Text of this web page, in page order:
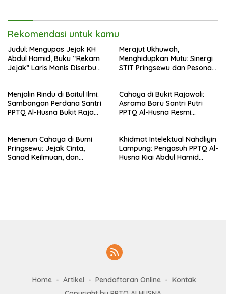
Rekomendasi untuk kamu
Judul: Mengupas Jejak KH
Abdul Hamid, Buku “Rekam
Jejak” Laris Manis Diserbu
Merajut Ukhuwah,
Menghidupkan Mutu: Sinergi
STIT Pringsewu dan Pesona
Menjalin Rindu di Baitul Ilmi:
Sambangan Perdana Santri
PPTQ Al-Husna Bukit Raja
Suci
Cahaya di Bukit Rajawali:
Asrama Baru Santri Putri
PPTQ Al-Husna Resmi
Menenun Cahaya di Bumi
Pringsewu: Jejak Cinta,
Sanad Keilmuan, dan
Khidmat Intelektual Nahdliyin
Lampung: Pengasuh PPTQ Al-
Husna Kiai Abdul Hamid
Home Artikel Pendaftaran Online
Kontak